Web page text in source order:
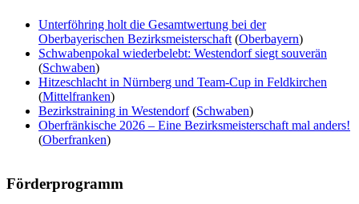
Unterföhring holt die Gesamtwertung bei der
Oberbayerischen Bezirksmeisterschaft (Oberbayern)
Schwabenpokal wiederbelebt: Westendorf siegt souverän
(Schwaben)
Hitzeschlacht in Nürnberg und Team-Cup in Feldkirchen
(Mittelfranken)
Bezirkstraining in Westendorf (Schwaben)
Oberfränkische 2026 – Eine Bezirksmeisterschaft mal anders!
(Oberfranken)
Förderprogramm